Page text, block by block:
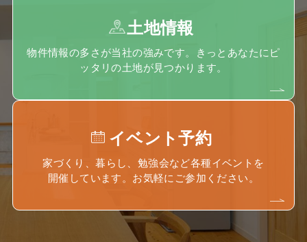
土地情報
物件情報の多さが当社の強みです。きっとあなたにピ
ッタリの土地が見つかります。
イベント予約
家づくり、暮らし、勉強会など各種イベントを
開催しています。お気軽にご参加ください。